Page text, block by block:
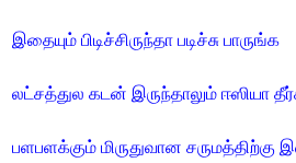
இதையும் பிடிச்சிருந்தா படிச்சு பாருங்க
லட்சத்துல கடன் இருந்தாலும் ஈஸியா
பளபளக்கும் மிருதுவான